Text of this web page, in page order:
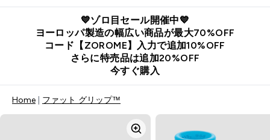
💙ゾロ目セール開催中💙
ヨーロッパ製造の幅広い商品が最大70%OFF
コード【ZOROME】入力で追加10%OFF
さらに特売品は追加20%OFF
今すぐ購入
Home ファット グリップ™